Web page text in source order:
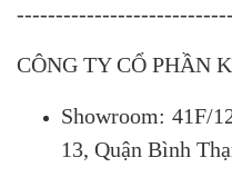
CÔNG TY CỔ PHẦN
Showroom: 41F/
13, Quận Bình